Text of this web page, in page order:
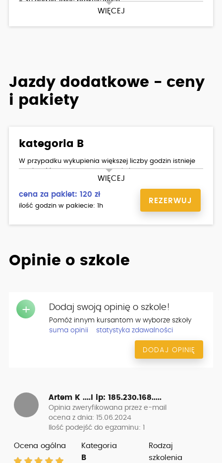
WIĘCEJ
Jazdy dodatkowe - ceny
i pakiety
kategoria B
WIĘCEJ
W przypadku wykupienia większej liczby godzin istnieje
możliwość negocjacji ceny doszkolenia.
cena za pakiet: 120 zł
ilość godzin w pakiecie: 1h
REZERWUJ
Opinie o szkole
+ Dodaj swoją opinię o szkole!
Pomóż innym kursantom w wyborze szkoły
suma opinii
statystyka zdawalności
DODAJ OPINIĘ
Artem K ....l ip: 185.230.168.....
Opinia zweryfikowana przez e-mail
ocena z dnia: 15.06.2024
Ilość podejść do egzaminu: 1
Ocena ogólna
Kategoria
B
Rodzaj
szkolenia